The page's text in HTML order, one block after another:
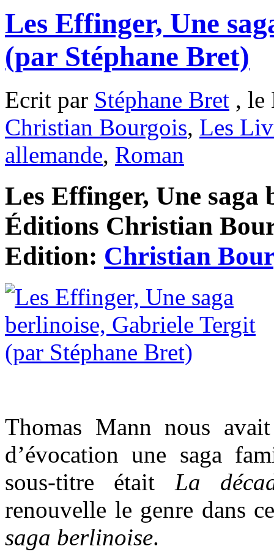
Les Effinger, Une
(par Stéphane Bret)
Ecrit par Stéphane Bret , le
Christian Bourgois, Les
allemande, Roman
Les Effinger, Une
Éditions Christian
Edition: Christian
Thomas Mann nous
d’évocation une saga
sous-titre était La
renouvelle le genre dans
saga berlinoise.